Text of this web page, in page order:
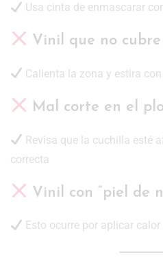
Usa cinta de enmascarar
Vinil que no
Calienta la zona y estira
Mal corte en el
Revisa que la cuchilla esté
correcta
Vinil con “piel de
Esto ocurre por aplicar